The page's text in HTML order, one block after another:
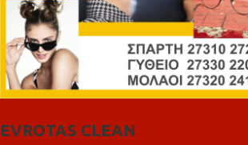
EVROTAS CLEAN